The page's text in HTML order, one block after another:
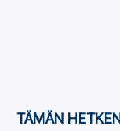
TÄMÄN